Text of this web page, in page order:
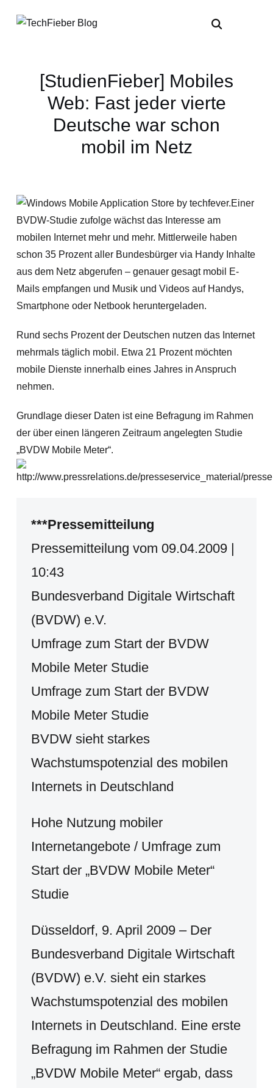
[StudienFieber] Mobiles
Web: Fast jeder vierte
Deutsche war schon
mobil im Netz
Einer
BVDW-Studie zufolge wächst das Interesse am
mobilen Internet mehr und mehr. Mittlerweile haben
schon 35 Prozent aller Bundesbürger via Handy Inhalte
aus dem Netz abgerufen – genauer gesagt mobil E-
Mails empfangen und Musik und Videos auf Handys,
Smartphone oder Netbook heruntergeladen.
Rund sechs Prozent der Deutschen nutzen das Internet
mehrmals täglich mobil. Etwa 21 Prozent möchten
mobile Dienste innerhalb eines Jahres in Anspruch
nehmen.
Grundlage dieser Daten ist eine Befragung im Rahmen
der über einen längeren Zeitraum angelegten Studie
„BVDW Mobile Meter“.
***Pressemitteilung
Pressemitteilung vom 09.04.2009 |
10:43
Bundesverband Digitale Wirtschaft
(BVDW) e.V.
Umfrage zum Start der BVDW
Mobile Meter Studie
Umfrage zum Start der BVDW
Mobile Meter Studie
BVDW sieht starkes
Wachstumspotenzial des mobilen
Internets in Deutschland
Hohe Nutzung mobiler
Internetangebote / Umfrage zum
Start der „BVDW Mobile Meter“
Studie
Düsseldorf, 9. April 2009 – Der
Bundesverband Digitale Wirtschaft
(BVDW) e.V. sieht ein starkes
Wachstumspotenzial des mobilen
Internets in Deutschland. Eine erste
Befragung im Rahmen der Studie
„BVDW Mobile Meter“ ergab, dass